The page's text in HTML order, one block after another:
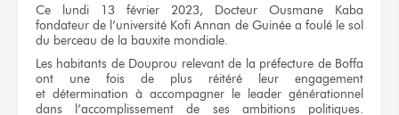
Ce lundi
13 février 2023, Docteur Ousmane Kaba
fondateurde l’université Kofi Annan de Guinée a foulé le sol
du berceau de la bauxite mondiale.
Les habitants de Douprou relevantde la préfecture de Boffa
ont une fois de plus réitéré
leur engagement
et détermination à accompagner le leader générationnel
dans l’accomplissement
de ses ambitions politiques.